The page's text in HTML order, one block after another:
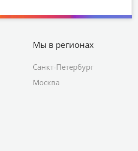
Мы в регионах
Санкт-Петербург
Москва